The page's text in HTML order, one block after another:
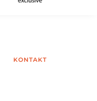
KONTAKT